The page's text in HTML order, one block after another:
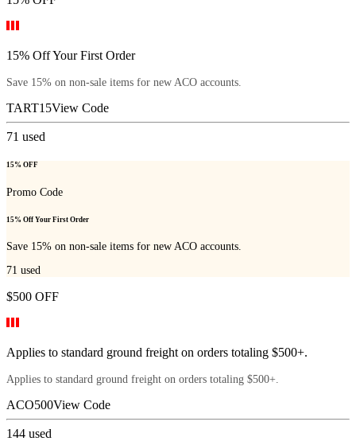
15% Off Your First Order
Save 15% on non-sale items for new ACO accounts.
TART15View Code
71 used
15% OFF
Promo Code
15% Off Your First Order
Save 15% on non-sale items for new ACO accounts.
71 used
$500 OFF
Applies to standard ground freight on orders totaling $500+.
Applies to standard ground freight on orders totaling $500+.
ACO500View Code
144 used